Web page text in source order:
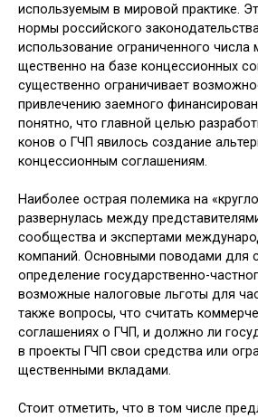
используемым в мировой практике.
нормы российского
использование ограниченного
щественно на базе концессионных
существенно ограничи­вает
при­влечению заемного
понятно, что главной целью
конов о ГЧП явилось создание
концессионным соглашениям.
Наиболее острая полемика на
развернулась между
сооб­щества и экспертами
компаний. Основными поводами для
определе­ние государственно-
возможные налоговые льготы для
также вопро­сы, что считать
соглашениях о ГЧП, и должно ли
в проекты ГЧП свои средства или
щественными вкладами.
Стоит отметить, что в том числе